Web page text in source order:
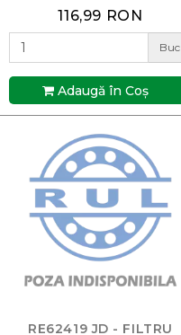
116,99 RON
Buc
Adaugă în Coş
RE62419 JD - FILTRU